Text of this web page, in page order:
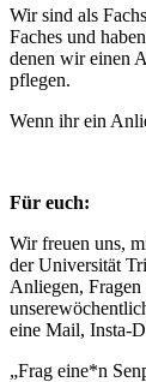
Wir sind als
Faches und
denen wir einen
pflegen.
Wenn ihr ein
Für euch:
Wir freuen uns,
der Universität
Anliegen,
eine Mail, Insta-
„Frag eine*n